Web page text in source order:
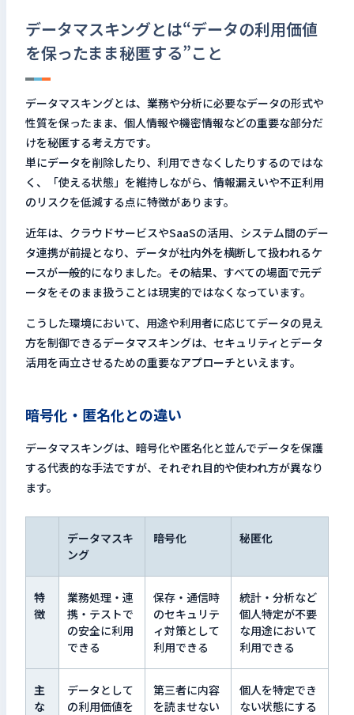
データマスキングとは“データの利用価値
を保ったまま秘匿する”こと
データマスキングとは、業務や分析に必要なデータの形式や
性質を保ったまま、個人情報や機密情報などの重要な部分だ
けを秘匿する考え方です。
単にデータを削除したり、利用できなくしたりするのではな
く、「使える状態」を維持しながら、情報漏えいや不正利用
のリスクを低減する点に特徴があります。
近年は、クラウドサービスやSaaSの活用、システム間のデー
タ連携が前提となり、データが社内外を横断して扱われるケ
ースが一般的になりました。その結果、すべての場面で元デ
ータをそのまま扱うことは現実的ではなくなっています。
こうした環境において、用途や利用者に応じてデータの見え
方を制御できるデータマスキングは、セキュリティとデータ
活用を両立させるための重要なアプローチといえます。
暗号化・匿名化との違い
データマスキングは、暗号化や匿名化と並んでデータを保護
する代表的な手法ですが、それぞれ目的や使われ方が異なり
ます。
データマスキ
ング
暗号化 秘匿化
特
徴
業務処理・連
携・テストで
の安全に利用
できる
保存・通信時
のセキュリテ
ィ対策として
利用できる
統計・分析など
個人特定が不要
な用途において
利用できる
主
な
データとして
の利用価値を
第三者に内容
を読ませない
個人を特定でき
ない状態にする